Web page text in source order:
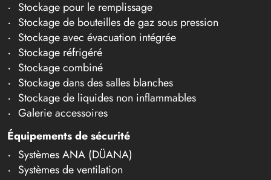
Stockage pour le remplissage
Stockage de bouteilles de gaz sous pression
Stockage avec évacuation intégrée
Stockage réfrigéré
Stockage combiné
Stockage dans des salles blanches
Stockage de liquides non inflammables
Galerie accessoires
Équipements de sécurité
Systèmes ANA (DÜANA)
Systèmes de ventilation